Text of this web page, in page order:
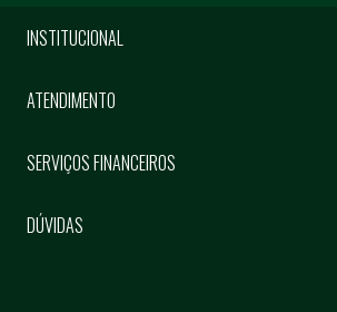
INSTITUCIONAL
ATENDIMENTO
SERVIÇOS FINANCEIROS
DÚVIDAS